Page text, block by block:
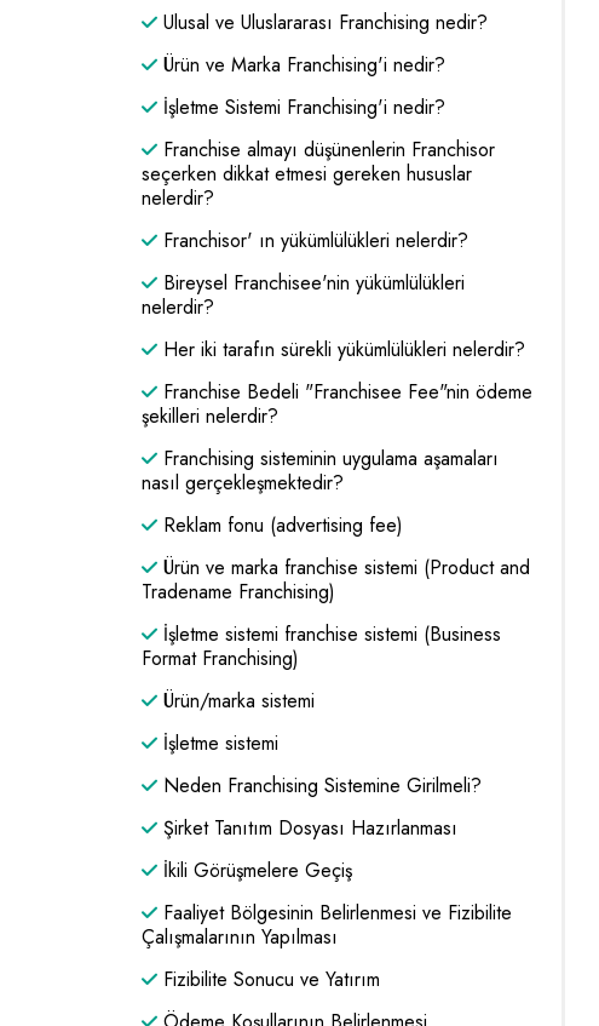
Ulusal ve Uluslararası Franchising nedir?
Ürün ve Marka Franchising'i nedir?
İşletme Sistemi Franchising'i nedir?
Franchise almayı düşünenlerin Franchisor
seçerken dikkat etmesi gereken hususlar
nelerdir?
Franchisor' ın yükümlülükleri nelerdir?
Bireysel Franchisee'nin yükümlülükleri
nelerdir?
Her iki tarafın sürekli yükümlülükleri nelerdir?
Franchise Bedeli "Franchisee Fee"nin ödeme
şekilleri nelerdir?
Franchising sisteminin uygulama aşamaları
nasıl gerçekleşmektedir?
Reklam fonu (advertising fee)
Ürün ve marka franchise sistemi (Product and
Tradename Franchising)
İşletme sistemi franchise sistemi (Business
Format Franchising)
Ürün/marka sistemi
İşletme sistemi
Neden Franchising Sistemine Girilmeli?
Şirket Tanıtım Dosyası Hazırlanması
İkili Görüşmelere Geçiş
Faaliyet Bölgesinin Belirlenmesi ve Fizibilite
Çalışmalarının Yapılması
Fizibilite Sonucu ve Yatırım